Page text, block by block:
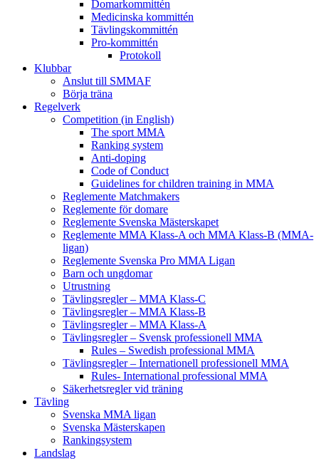
Domarkommittén
Medicinska kommittén
Tävlingskommittén
Pro-kommittén
Protokoll
Klubbar
Anslut till SMMAF
Börja träna
Regelverk
Competition (in English)
The sport MMA
Ranking system
Anti-doping
Code of Conduct
Guidelines for children training in MMA
Reglemente Matchmakers
Reglemente för domare
Reglemente Svenska Mästerskapet
Reglemente MMA Klass-A och MMA Klass-B (MMA-
ligan)
Reglemente Svenska Pro MMA Ligan
Barn och ungdomar
Utrustning
Tävlingsregler – MMA Klass-C
Tävlingsregler – MMA Klass-B
Tävlingsregler – MMA Klass-A
Tävlingsregler – Svensk professionell MMA
Rules – Swedish professional MMA
Tävlingsregler – Internationell professionell MMA
Rules- International professional MMA
Säkerhetsregler vid träning
Tävling
Svenska MMA ligan
Svenska Mästerskapen
Rankingsystem
Landslag